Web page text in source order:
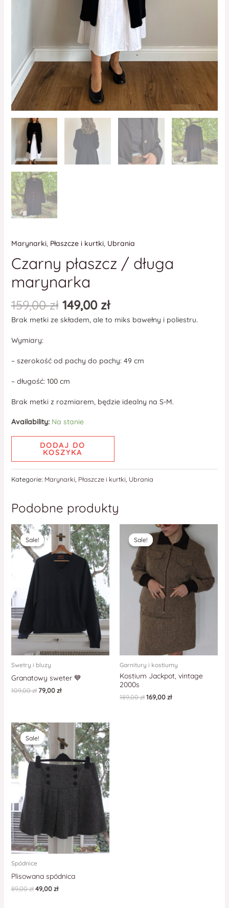
Marynarki, Płaszcze i kurtki, Ubrania
Czarny płaszcz / długa
marynarka
159,00zł 149,00 zł
Brak metki ze składem, ale to miks bawełny i poliestru.
Wymiary:
– szerokość od pachy do pachy: 49 cm
– długość: 100 cm
Brak metki z rozmiarem, będzie idealny na S-M.
Availability: Na stanie
DODAJ DO
KOSZYKA
Kategorie: Marynarki Płaszcze i kurtki Ubrania
Podobne produkty
Sale!
Sale!
Swetry i bluzy
Granatowy sweter 💙
109,00zł 79,00zł
Sale!
Sale!
Garnitury i kostiumy
Kostium Jackpot, vintage
2000s
189,00zł169,00zł
Sale!
Sale!
Spódnice
Plisowana spódnica
89,00zł 49,00zł